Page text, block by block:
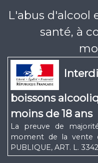
L'abus d'alcool
santé, à
boissons
moins de 18 ans
La preuve de
moment de la vente
PUBLIQUE, ART. L.